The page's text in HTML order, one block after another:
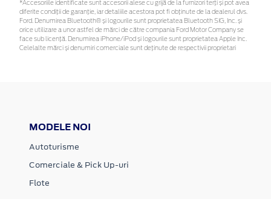
*Accesoriile identificate sunt accesorii alese cu grijă de la furnizori terți și pot avea
diferite condiții de garanție, iar detaliile acestora pot fi obținute de la dealerul dvs.
Ford. Denumirea Bluetooth® și logourile sunt proprietatea Bluetooth SIG, Inc. și
orice utilizare a unor astfel de mărci de către compania Ford Motor Company se
face sub licență. Denumirea iPhone/iPod și logourile sunt proprietatea Apple Inc.
Celelalte mărci și denumiri comerciale sunt deținute de respectivii proprietari
MODELE NOI
Autoturisme
Comerciale & Pick Up-uri
Flote